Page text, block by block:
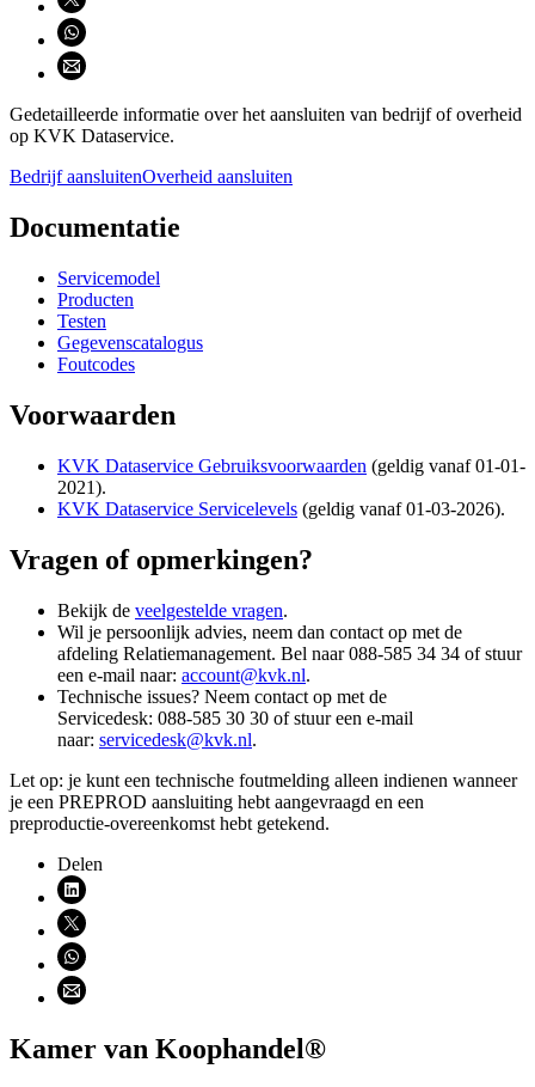
Deel via WhatsApp (opent WhatsApp)
Deel via email (opent email programma)
Gedetailleerde informatie over het aansluiten van bedrijf of overheid
op KVK Dataservice.
Bedrijf aansluitenOverheid aansluiten
Documentatie
Servicemodel
Producten
Testen
Gegevenscatalogus
Foutcodes
Voorwaarden
KVK Dataservice Gebruiksvoorwaarden (geldig vanaf 01-01-
2021).
KVK Dataservice Servicelevels (geldig vanaf 01-03-2026).
Vragen of opmerkingen?
Bekijk de veelgestelde vragen.
Wil je persoonlijk advies, neem dan contact op met de
afdeling Relatiemanagement. Bel naar 088-585 34 34 of stuur
een e-mail naar: account@kvk.nl.
Technische issues? Neem contact op met de
Servicedesk: 088-585 30 30 of stuur een e-mail
naar: servicedesk@kvk.nl.
Let op: je kunt een technische foutmelding alleen indienen wanneer
je een PREPROD aansluiting hebt aangevraagd en een
preproductie-overeenkomst hebt getekend.
Delen
Deel via LinkedIn (opent nieuw venster)
Deel via X (opent nieuw venster)
Deel via WhatsApp (opent WhatsApp)
Deel via email (opent email programma)
Kamer van Koophandel®